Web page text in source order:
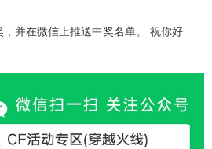
并在微信上推送中奖名单。 祝你好